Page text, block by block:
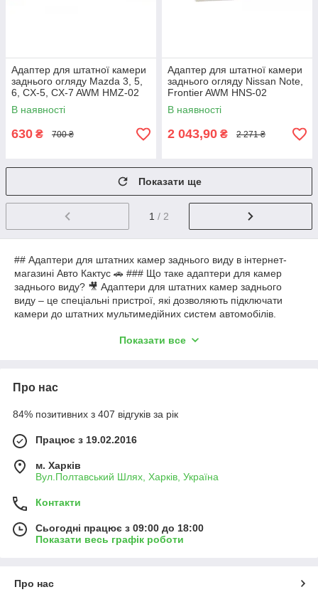
Адаптер для штатної камери
заднього огляду Mazda 3, 5,
6, CX-5, CX-7 AWM HMZ-02
В наявності
630 ₴ 700 ₴
Адаптер для штатної камери
заднього огляду Nissan Note,
Frontier AWM HNS-02
В наявності
2 043,90 ₴ 2 271 ₴
Показати ще
1 / 2
## Адаптери для штатних камер заднього виду в інтернет-
магазині Авто Кактус 🚗 ### Що таке адаптери для камер
заднього виду? 🎥 Адаптери для штатних камер заднього
виду – це спеціальні пристрої, які дозволяють підключати
камери до штатних мультимедійних систем автомобілів.
що значно полегшує процес паркування та маневрування в
1. **Підключіть адаптер до штатної камери.** 2. **З'єднайте
адаптер з мультимедійною системою автомобіля.** 3.
**Налаштуйте необхідні параметри на екрані.** ### Як
адаптери допомагають водіям? 🌟 Адаптери забезпечують
безліч переваг для автовласників: - **Спрощення
паркування:** Видимість задньої частини автомобіля значно
покращує керування та зменшує ризик зіткнення. -
**Підвищення безпеки:** З'являється можливість стежити за
та зручність:** Тепер ви можете легко паркуватися в
зазвичай потрібні адаптери? 👥 Адаптери для штатних камер
заднього виду користуються популярністю у різних груп
паркуються в невеликих дворах або на завантажених
Показати все
Про нас
84% позитивних з 407 відгуків за рік
Працює з 19.02.2016
м. Харків
Вул.Полтавський Шлях, Харків, Україна
Контакти
Сьогодні працює з 09:00 до 18:00
Показати весь графік роботи
Про нас